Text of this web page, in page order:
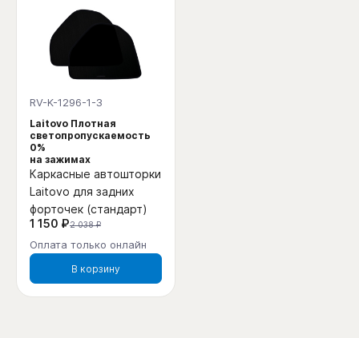
RV-K-1296-1-3
Laitovo Плотная
светопропускаемость
0%
на зажимах
Каркасные автошторки
Laitovo для задних
форточек (стандарт)
1 150 ₽2 038 ₽
Оплата только онлайн
В корзину